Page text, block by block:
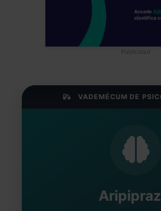
Publicidad
VADEMÉCUM DE